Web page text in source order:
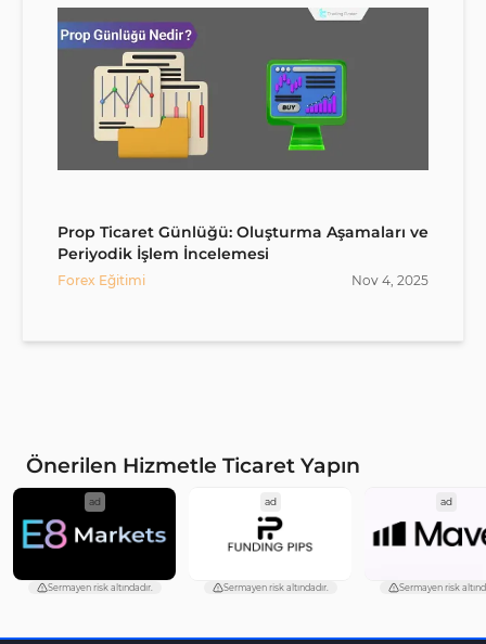
Prop Ticaret Günlüğü: Oluşturma Aşamaları ve
Periyodik İşlem İncelemesi
Forex Eğitimi Nov 4, 2025
Önerilen Hizmetle Ticaret Yapın
ad
Sermayen risk altındadır.
ad
Sermayen risk altındadır.
ad
Sermayen risk